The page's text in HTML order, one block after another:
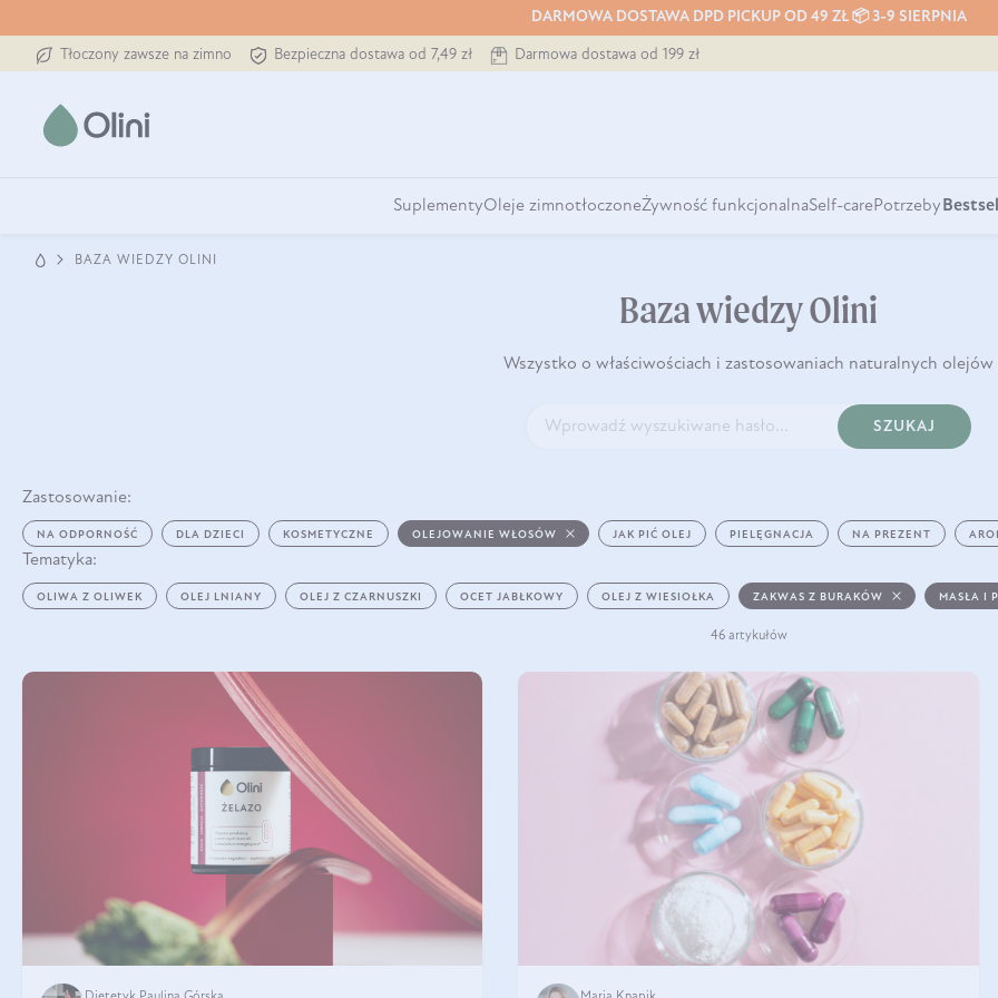
DARMOWA DOSTAWA DPD PICKUP OD 49 ZŁ 📦 3-9 SIERPNIA
Tłoczony zawsze na zimno Bezpieczna dostawa od 7,49 zł Darmowa dostawa od 199 zł
SuplementyOleje zimnotłoczoneŻywność funkcjonalnaSelf-carePotrzeby
BAZA WIEDZY OLINI
Baza wiedzy Olini
Wszystko o właściwościach i zastosowaniach naturalnych olejów
SZUKAJ
Zastosowanie:
NA ODPORNOŚĆ DLA DZIECI KOSMETYCZNE OLEJOWANIE WŁOSÓW JAK PIĆ OLEJ PIELĘGNACJA NA PREZENT
Tematyka:
OLIWA Z OLIWEK OLEJ LNIANY OLEJ Z CZARNUSZKI OCET JABŁKOWY OLEJ Z WIESIOŁKA ZAKWAS Z BURAKÓW MASŁA I
46 artykułów